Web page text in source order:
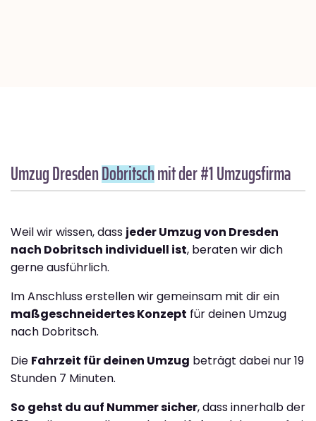
Umzug DresdenDobritschmit der #1 Umzugsfirma
Weil wir wissen, dass jeder Umzug von Dresden
nach Dobritsch individuell ist, beraten wir dich
gerne ausführlich.
Im Anschluss erstellen wir gemeinsam mit dir ein
maßgeschneidertes Konzept für deinen Umzug
nach Dobritsch.
Die Fahrzeit für deinen Umzug beträgt dabei nur 19
Stunden 7 Minuten.
So gehst du auf Nummer sicher, dass innerhalb der